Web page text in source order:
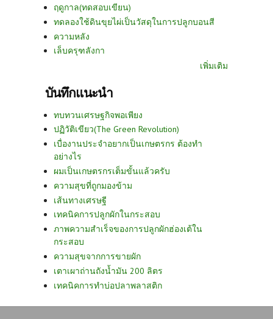
ฤดูกาล(ทดสอบเขียน)
ทดลองใช้ดินขุยไผ่เป็นวัสดุในการปลูกบอนสี
ความหลัง
เล็บครุฑลังกา
เพิ่มเติม
บันทึกแนะนำ
ทบทวนเศรษฐกิจพอเพียง
ปฏิวัติเขียว(The Green Revolution)
เบื่องานประจำอยากเป็นเกษตรกร ต้องทำ
อย่างไร
ผมเป็นเกษตรกรเต็มขั้นแล้วครับ
ความสุขที่ถูกมองข้าม
เส้นทางเศรษฐี
เทคนิคการปลูกผักในกระสอบ
ภาพความสำเร็จของการปลูกผักฮ่องเต้ใน
กระสอบ
ความสุขจากการขายผัก
เตาเผาถ่านถังน้ำมัน 200 ลิตร
เทคนิคการทำบ่อปลาพลาสติก